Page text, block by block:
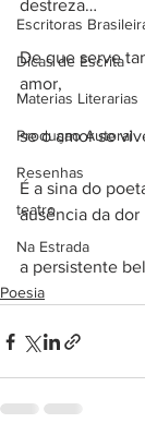
Escritoras
Dicas de Escrita
Materias Literarias
Produçao Autoral
Resenhas
teatro
Na Estrada
destreza…
De que serve
amor,
se o amor se
É a sina do
ausência da dor
a persistente
Poesia